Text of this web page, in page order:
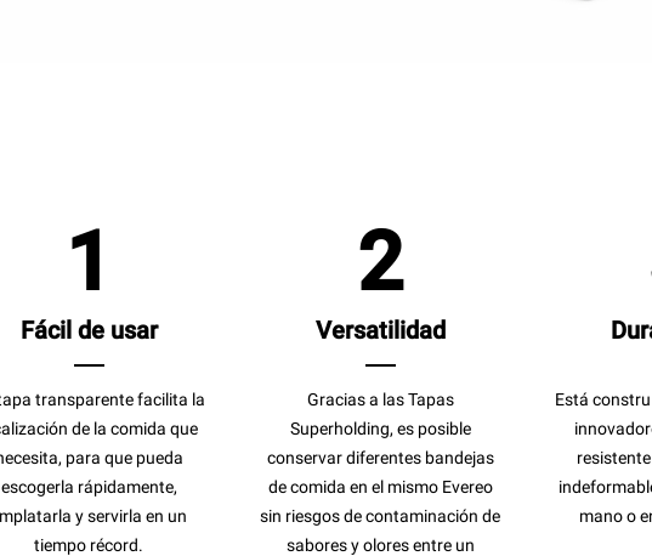
1
Fácil de usar
transparente facilita la
de la comida que
para que pueda
escogerla rápidamente,
y servirla en un
tiempo récord.
2
Versatilidad
Gracias a las Tapas
Superholding, es posible
conservar diferentes bandejas
de comida en el mismo Evereo
sin riesgos de contaminación de
sabores y olores entre un
Está
mano o